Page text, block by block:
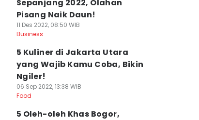
Sepanjang 2022, Olahan
Pisang Naik Daun!
11 Des 2022, 08:50 WIB
Business
5 Kuliner di Jakarta Utara
yang Wajib Kamu Coba, Bikin
Ngiler!
06 Sep 2022, 13:38 WIB
Food
5 Oleh-oleh Khas Bogor,